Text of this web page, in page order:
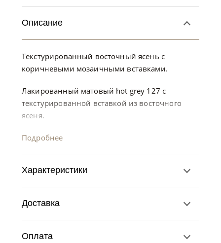
Описание
Текстурированный восточный ясень с
коричневыми мозаичными вставками.
Лакированный матовый hot grey 127 с
текстурированной вставкой из восточного
ясеня.
Подробнее
Характеристики
Доставка
Оплата